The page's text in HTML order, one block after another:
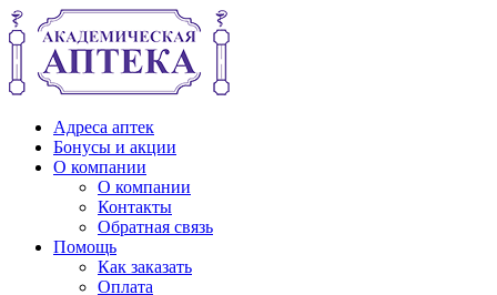
Адреса аптек
Бонусы и акции
О компании
О компании
Контакты
Обратная связь
Помощь
Как заказать
Оплата